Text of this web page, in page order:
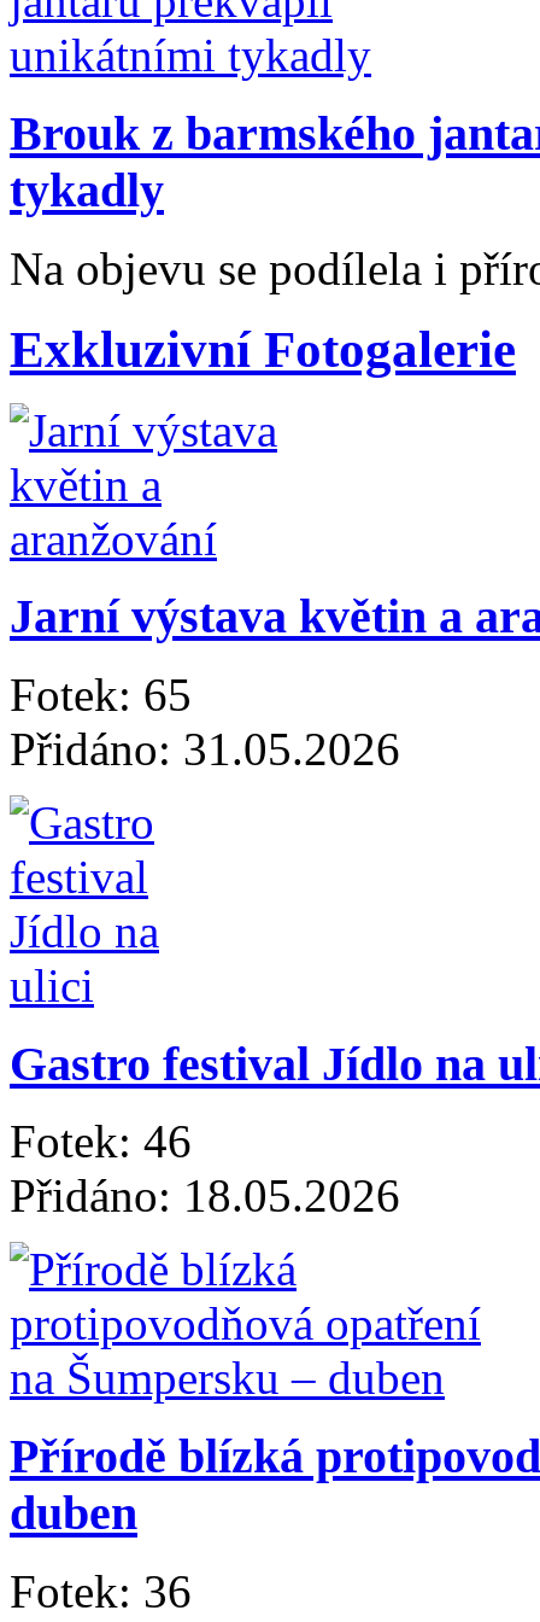
Brouk z barmského
tykadly
Na objevu se podílela i
Exkluzivní Fotogalerie
Jarní výstava květin a
Fotek: 65
Přidáno: 31.05.2026
Gastro festival Jídlo na
Fotek: 46
Přidáno: 18.05.2026
Přírodě blízká
duben
Fotek: 36